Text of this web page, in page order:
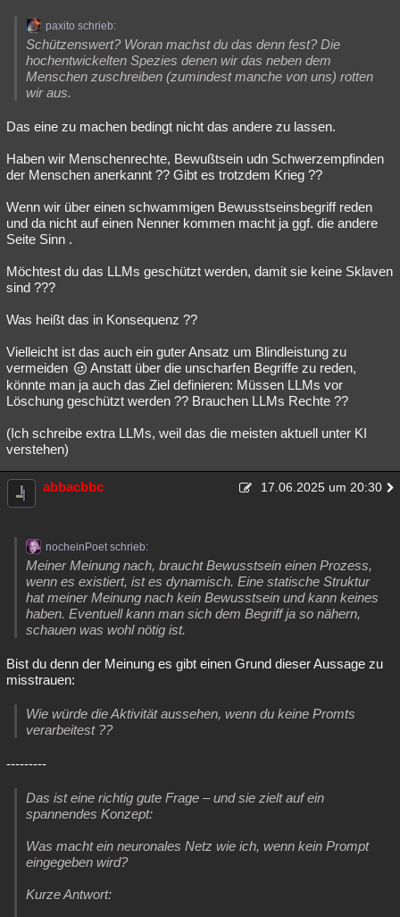
paxito schrieb:
Schützenswert? Woran machst du das denn fest? Die
hochentwickelten Spezies denen wir das neben dem
Menschen zuschreiben (zumindest manche von uns) rotten
wir aus.
Das eine zu machen bedingt nicht das andere zu lassen.
Haben wir Menschenrechte, Bewußtsein udn Schwerzempfinden
der Menschen anerkannt ?? Gibt es trotzdem Krieg ??
Wenn wir über einen schwammigen Bewusstseinsbegriff reden
und da nicht auf einen Nenner kommen macht ja ggf. die andere
Seite Sinn .
Möchtest du das LLMs geschützt werden, damit sie keine Sklaven
sind ???
Was heißt das in Konsequenz ??
Vielleicht ist das auch ein guter Ansatz um Blindleistung zu
vermeiden
Anstatt über die unscharfen Begriffe zu reden,
könnte man ja auch das Ziel definieren: Müssen LLMs vor
Löschung geschützt werden ?? Brauchen LLMs Rechte ??
(Ich schreibe extra LLMs, weil das die meisten aktuell unter KI
verstehen)
abbacbbc 17.06.2025 um 20:30
nocheinPoet schrieb:
Meiner Meinung nach, braucht Bewusstsein einen Prozess,
wenn es existiert, ist es dynamisch. Eine statische Struktur
hat meiner Meinung nach kein Bewusstsein und kann keines
haben. Eventuell kann man sich dem Begriff ja so nähern,
schauen was wohl nötig ist.
Bist du denn der Meinung es gibt einen Grund dieser Aussage zu
misstrauen:
Wie würde die Aktivität aussehen, wenn du keine Promts
verarbeitest ??
---------
Das ist eine richtig gute Frage – und sie zielt auf ein
spannendes Konzept:
Was macht ein neuronales Netz wie ich, wenn kein Prompt
eingegeben wird?
Kurze Antwort: